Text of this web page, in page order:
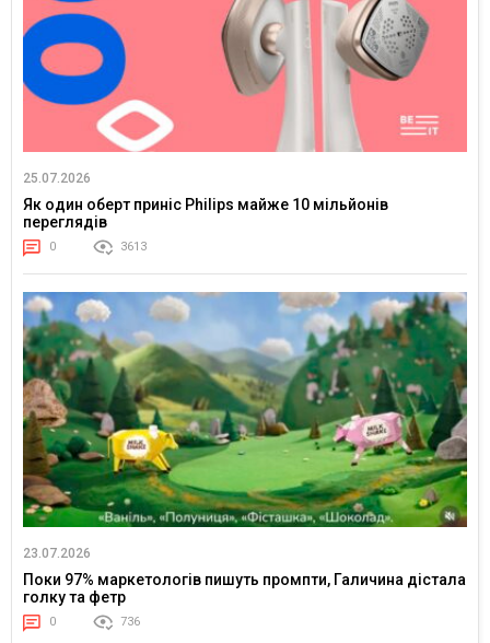
25.07.2026
Як один оберт приніс Philips майже 10 мільйонів
переглядів
0 3613
23.07.2026
Поки 97% маркетологів пишуть промпти, Галичина дістала
голку та фетр
0 736